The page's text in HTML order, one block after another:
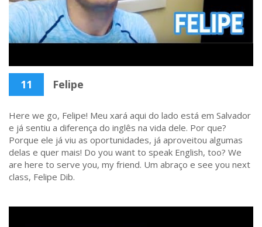
11 Felipe
Here we go, Felipe! Meu xará aqui do lado está em Salvador
e já sentiu a diferença do inglês na vida dele. Por que?
Porque ele já viu as oportunidades, já aproveitou algumas
delas e quer mais! Do you want to speak English, too? We
are here to serve you, my friend. Um abraço e see you next
class, Felipe Dib.